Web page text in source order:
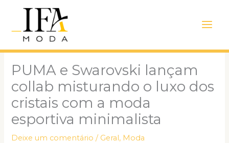
conteúdo
Menu
PUMA e Swarovski lançam
collab misturando o luxo dos
cristais com a moda
esportiva minimalista
Deixe um comentário / Geral, Moda